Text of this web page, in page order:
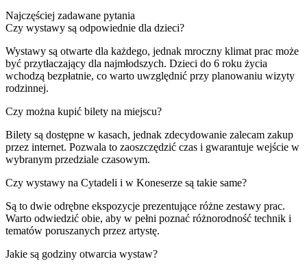
Najczęściej zadawane pytania
Czy wystawy są odpowiednie dla dzieci?
Wystawy są otwarte dla każdego, jednak mroczny klimat prac może
być przytłaczający dla najmłodszych. Dzieci do 6 roku życia
wchodzą bezpłatnie, co warto uwzględnić przy planowaniu wizyty
rodzinnej.
Czy można kupić bilety na miejscu?
Bilety są dostępne w kasach, jednak zdecydowanie zalecam zakup
przez internet. Pozwala to zaoszczędzić czas i gwarantuje wejście w
wybranym przedziale czasowym.
Czy wystawy na Cytadeli i w Koneserze są takie same?
Są to dwie odrębne ekspozycje prezentujące różne zestawy prac.
Warto odwiedzić obie, aby w pełni poznać różnorodność technik i
tematów poruszanych przez artystę.
Jakie są godziny otwarcia wystaw?